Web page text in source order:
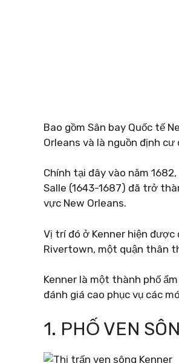
Bao gồm Sân bay Quốc tế
Orleans và là nguồn định
Chính tại đây vào năm
Salle (1643-1687) đã trở
vực New Orleans.
Vị trí đó ở Kenner hiện
Rivertown, một quận thân
Kenner là một thành phố
đánh giá cao phục vụ các
1. PHỐ VEN